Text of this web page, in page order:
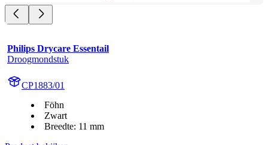
Philips Drycare Essentail
Droogmondstuk
CP1883/01
Föhn
Zwart
Breedte: 11 mm